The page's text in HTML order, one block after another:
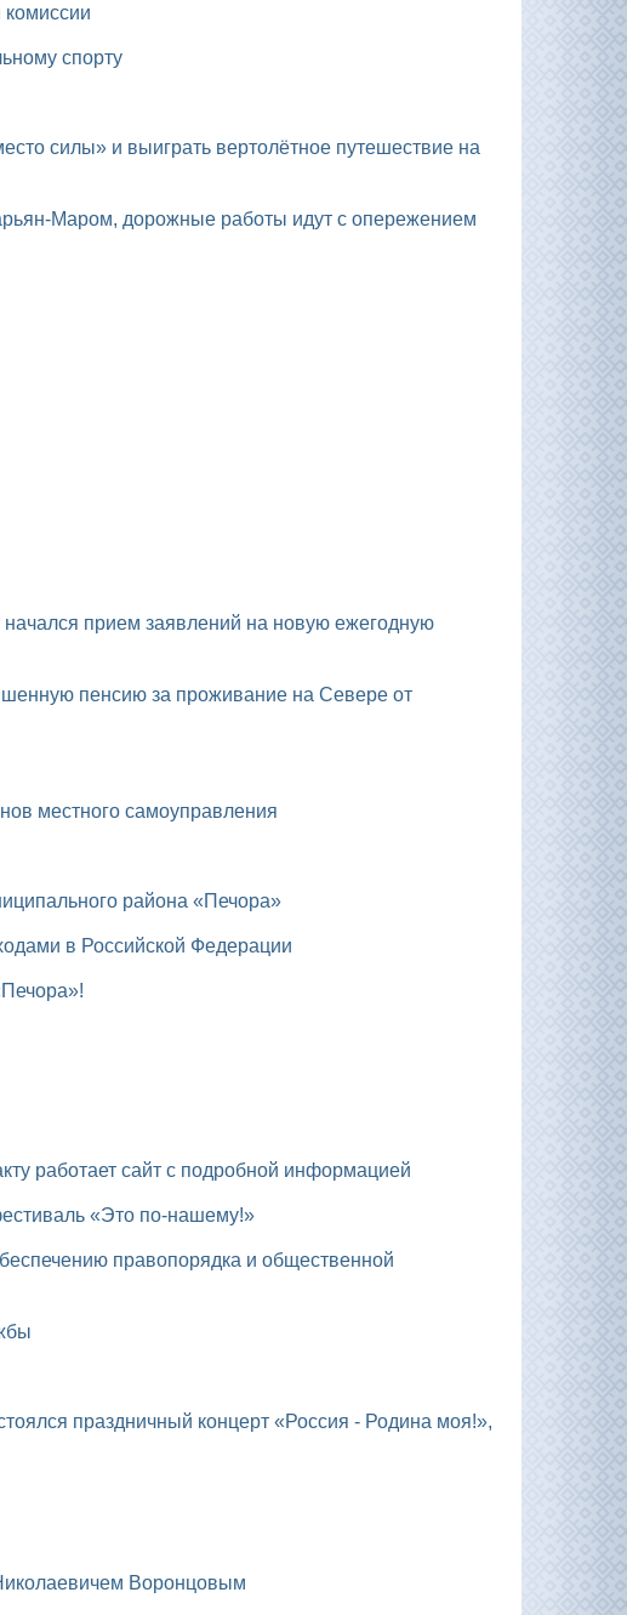
комиссии
спорту
Маром, дорожные работы идут с опережением
местного самоуправления
района «Печора»
в Российской Федерации
работает сайт с подробной информацией
«Это по-нашему!»
Воронцовым